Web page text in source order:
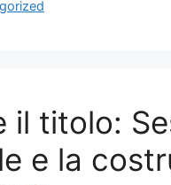
il titolo:
e la